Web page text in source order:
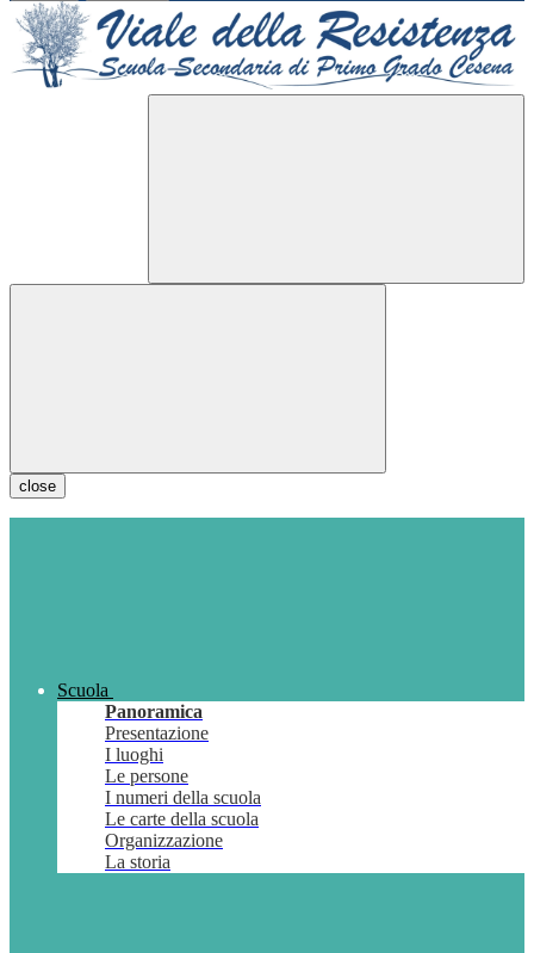
close
Scuola
Panoramica
Presentazione
I luoghi
Le persone
I numeri della scuola
Le carte della scuola
Organizzazione
La storia